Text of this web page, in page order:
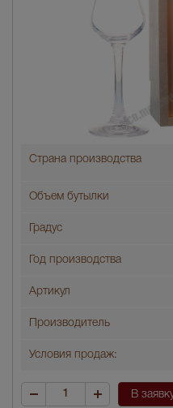
Страна производства
Объем бутылки
Градус
Год производства
Артикул
Производитель
Условия продаж:
В